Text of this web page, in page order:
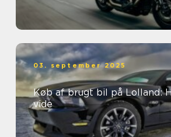
03. september 2025
Køb af brugt bil på Lolland:
vide